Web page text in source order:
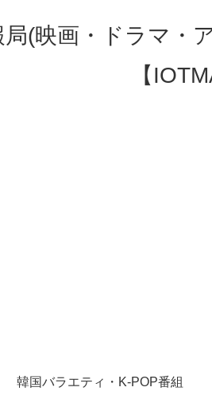
(映画・ドラマ・
【
韓国バラエティ・K-POP番組